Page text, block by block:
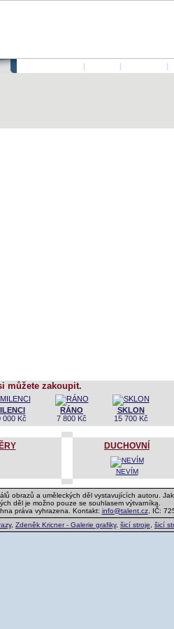
| | |
můžete zakoupit.
000 Kč
RÁNO
7 800 Kč
SKLON
15 700 Kč
DUCHOVNÍ
NEVÍM
obrazů a uměleckých děl vystavujících autoru.
děl je možno pouze se souhlasem výtvarníka.
práva vyhrazena. Kontakt: info@talent.cz, IČ:
, Zdeněk Kricner - Galerie grafiky, šicí stroje šicí